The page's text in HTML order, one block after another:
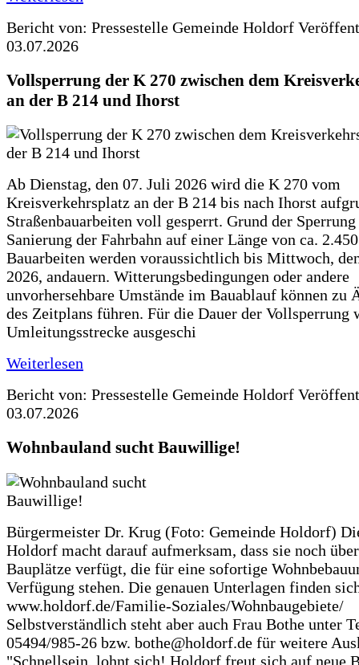
Bericht von: Pressestelle Gemeinde Holdorf
03.07.2026
Vollsperrung der K 270 zwischen dem
an der B 214 und Ihorst
Ab Dienstag, den 07. Juli 2026 wird die K 270 vom
Kreisverkehrsplatz an der B 214 bis nach Ihorst
Straßenbauarbeiten voll gesperrt. Grund der
Sanierung der Fahrbahn auf einer Länge von ca.
Bauarbeiten werden voraussichtlich bis Mittwoch,
2026, andauern. Witterungsbedingungen oder andere
unvorhersehbare Umstände im Bauablauf können zu
des Zeitplans führen. Für die Dauer der Vollsperrung
Umleitungsstrecke ausgeschi
Weiterlesen
Bericht von: Pressestelle Gemeinde Holdorf
03.07.2026
Wohnbauland sucht Bauwillige!
Bürgermeister Dr. Krug (Foto: Gemeinde Holdorf)
Holdorf macht darauf aufmerksam, dass sie noch
Bauplätze verfügt, die für eine sofortige
Verfügung stehen. Die genauen Unterlagen finden
www.holdorf.de/Familie-Soziales/Wohnbaugebiete/
Selbstverständlich steht aber auch Frau Bothe unter
05494/985-26 bzw. bothe@holdorf.de für weitere
"Schnellsein, lohnt sich! Holdorf freut sich auf neue